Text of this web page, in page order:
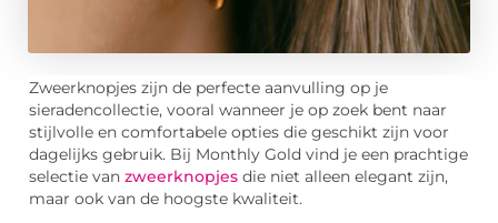
Zweerknopjes zijn de perfecte aanvulling op je
sieradencollectie, vooral wanneer je op zoek bent naar
stijlvolle en comfortabele opties die geschikt zijn voor
dagelijks gebruik. Bij Monthly Gold vind je een prachtige
selectie van zweerknopjes die niet alleen elegant zijn,
maar ook van de hoogste kwaliteit.